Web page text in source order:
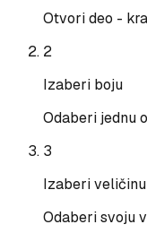
Otvori deo -
2
Izaberi boju
Odaberi jednu
3
Izaberi veličinu
Odaberi svoju